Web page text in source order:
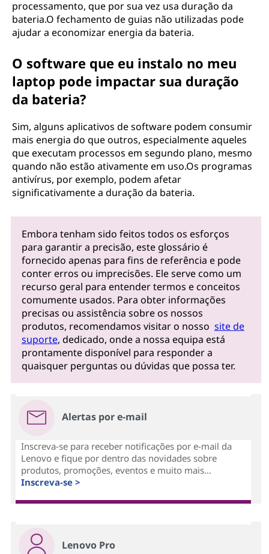
processamento, que por sua vez usa duração da
bateria.O fechamento de guias não utilizadas pode
ajudar a economizar energia da bateria.
O software que eu instalo no meu
laptop pode impactar sua duração
da bateria?
Sim, alguns aplicativos de software podem consumir
mais energia do que outros, especialmente aqueles
que executam processos em segundo plano, mesmo
quando não estão ativamente em uso.Os programas
antivírus, por exemplo, podem afetar
significativamente a duração da bateria.
Embora tenham sido feitos todos os esforços
para garantir a precisão, este glossário é
fornecido apenas para fins de referência e pode
conter erros ou imprecisões. Ele serve como um
recurso geral para entender termos e conceitos
comumente usados. Para obter informações
precisas ou assistência sobre os nossos
produtos, recomendamos visitar o nosso site de
suporte, dedicado, onde a nossa equipa está
prontamente disponível para responder a
quaisquer perguntas ou dúvidas que possa ter.
Alertas por e-mail
Inscreva-se para receber notificações por e-mail da
Lenovo e fique por dentro das novidades sobre
produtos, promoções, eventos e muito mais...
Inscreva-se >
Lenovo Pro